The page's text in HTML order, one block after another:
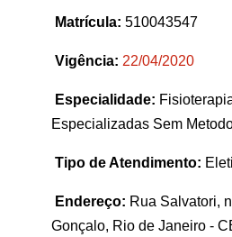
Matrícula: 510043547
Vigência: 22/04/2020
Especialidade:
Especializadas Sem
Tipo de Atendimento:
Endereço: Rua Salvatori,
Gonçalo, Rio de Janeiro -